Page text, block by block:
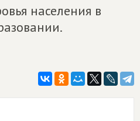
населения в